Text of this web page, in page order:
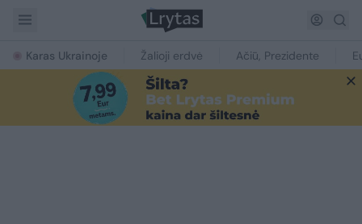
Karas Ukrainoje Žalioji erdvė Ačiū, Prezidente